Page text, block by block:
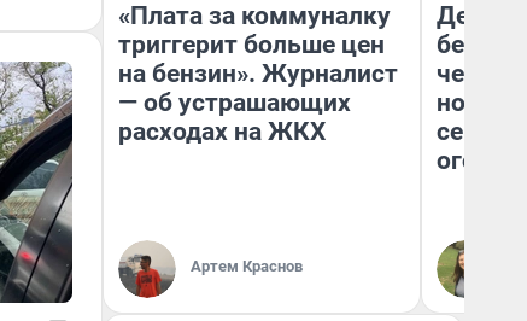
«Плата за коммуналку
триггерит больше цен
на бензин». Журналист
— об устрашающих
расходах на ЖКХ
Артем Краснов
без
новый
сериал
огонь»